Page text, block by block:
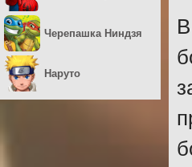
Черепашка Ниндзя
Наруто